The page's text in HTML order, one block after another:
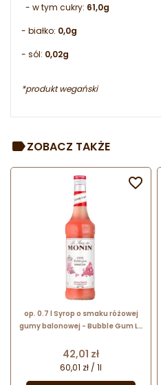
- w tym cukry: 61,0g
- białko: 0,0g
- sól: 0,02g
*produkt wegański
ZOBACZ TAKŻE
op. 0.7 l Syrop o smaku różowej
gumy balonowej - Bubble Gum Le
Cena
42,01 zł
60,01 zł / 1l
